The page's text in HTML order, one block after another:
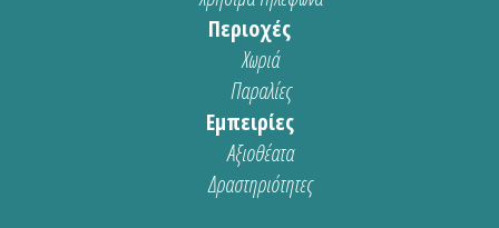
Περιοχές
Χωριά
Παραλίες
Εμπειρίες
Αξιοθέατα
Δραστηριότητες